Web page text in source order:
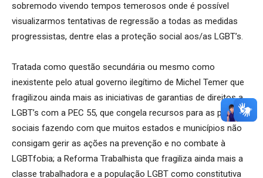
sobremodo vivendo tempos temerosos onde é possível
visualizarmos tentativas de regressão a todas as medidas
progressistas, dentre elas a proteção social aos/as LGBT’s.
Tratada como questão secundária ou mesmo como
inexistente pelo atual governo ilegítimo de Michel Temer que
fragilizou ainda mais as iniciativas de garantias de direitos a
LGBT’s com a PEC 55, que congela recursos para as políticas
sociais fazendo com que muitos estados e municípios não
consigam gerir as ações na prevenção e no combate à
LGBTfobia; a Reforma Trabalhista que fragiliza ainda mais a
classe trabalhadora e a população LGBT como constitutiva